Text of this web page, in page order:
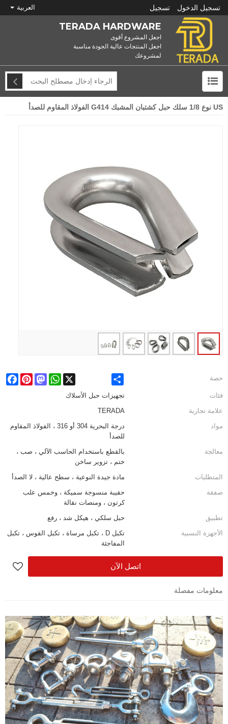
تسجيل الدخول تسجيل العربية
TERADA HARDWARE
اجعل المشروع أقوى
اجعل المنتجات عالية الجودة مناسبة
لمشروعك
US نوع 1/8 سلك حبل كشتبان المشبك G414 الفولاذ المقاوم للصدأ
حصة Share
PinterestMastodon
WhatsApp X
فئات
تجهيزات حبل الأسلاك
علامة تجارية
TERADA
مواد
درجة البحرية 304 أو 316 ، الفولاذ المقاوم
للصدأ
معالجة
بالقطع باستخدام الحاسب الآلي ، صب ،
ختم ، تزوير ساخن
المتطلبات
مادة جيدة النوعية ، سطح عالية ، لا الصدأ
صفقة
حقيبة منسوجة سميكة ، وخمس علب
كرتون ، ومنصات نقالة
تطبيق
حبل سلكي ، هيكل شد ، رفع
الأجهزة النسبية
تكبل D ، تكبل مرساة ، تكبل القوس ، تكبل
المفاجئة
اتصل الآن
معلومات مفصلة